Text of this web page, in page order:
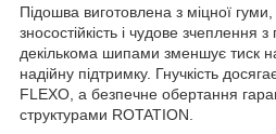
Підошва виготовлена з міцної
зносостійкість і чудове зчеплення
декількома шипами зменшує тиск
надійну підтримку. Гнучкість
FLEXO, а безпечне обертання
структурами ROTATION.